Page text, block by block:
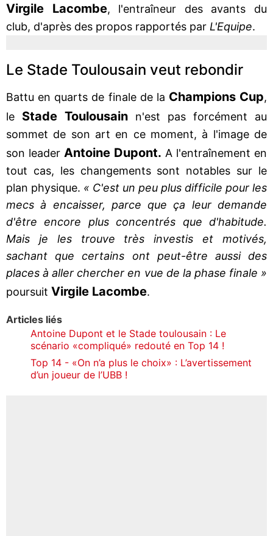
Virgile Lacombe, l'entraîneur des avants du
club, d'après des propos rapportés par L'Equipe.
Le Stade Toulousain veut rebondir
Battu en quarts de finale de la Champions Cup,
le Stade Toulousain n'est pas forcément au
sommet de son art en ce moment, à l'image de
son leader Antoine Dupont. A l'entraînement en
tout cas, les changements sont notables sur le
plan physique. « C'est un peu plus difficile pour les
mecs à encaisser, parce que ça leur demande
d'être encore plus concentrés que d'habitude.
Mais je les trouve très investis et motivés,
sachant que certains ont peut-être aussi des
places à aller chercher en vue de la phase finale »
poursuit Virgile Lacombe.
Articles liés
Antoine Dupont et le Stade toulousain : Le
scénario «compliqué» redouté en Top 14 !
Top 14 - «On n’a plus le choix» : L’avertissement
d’un joueur de l’UBB !